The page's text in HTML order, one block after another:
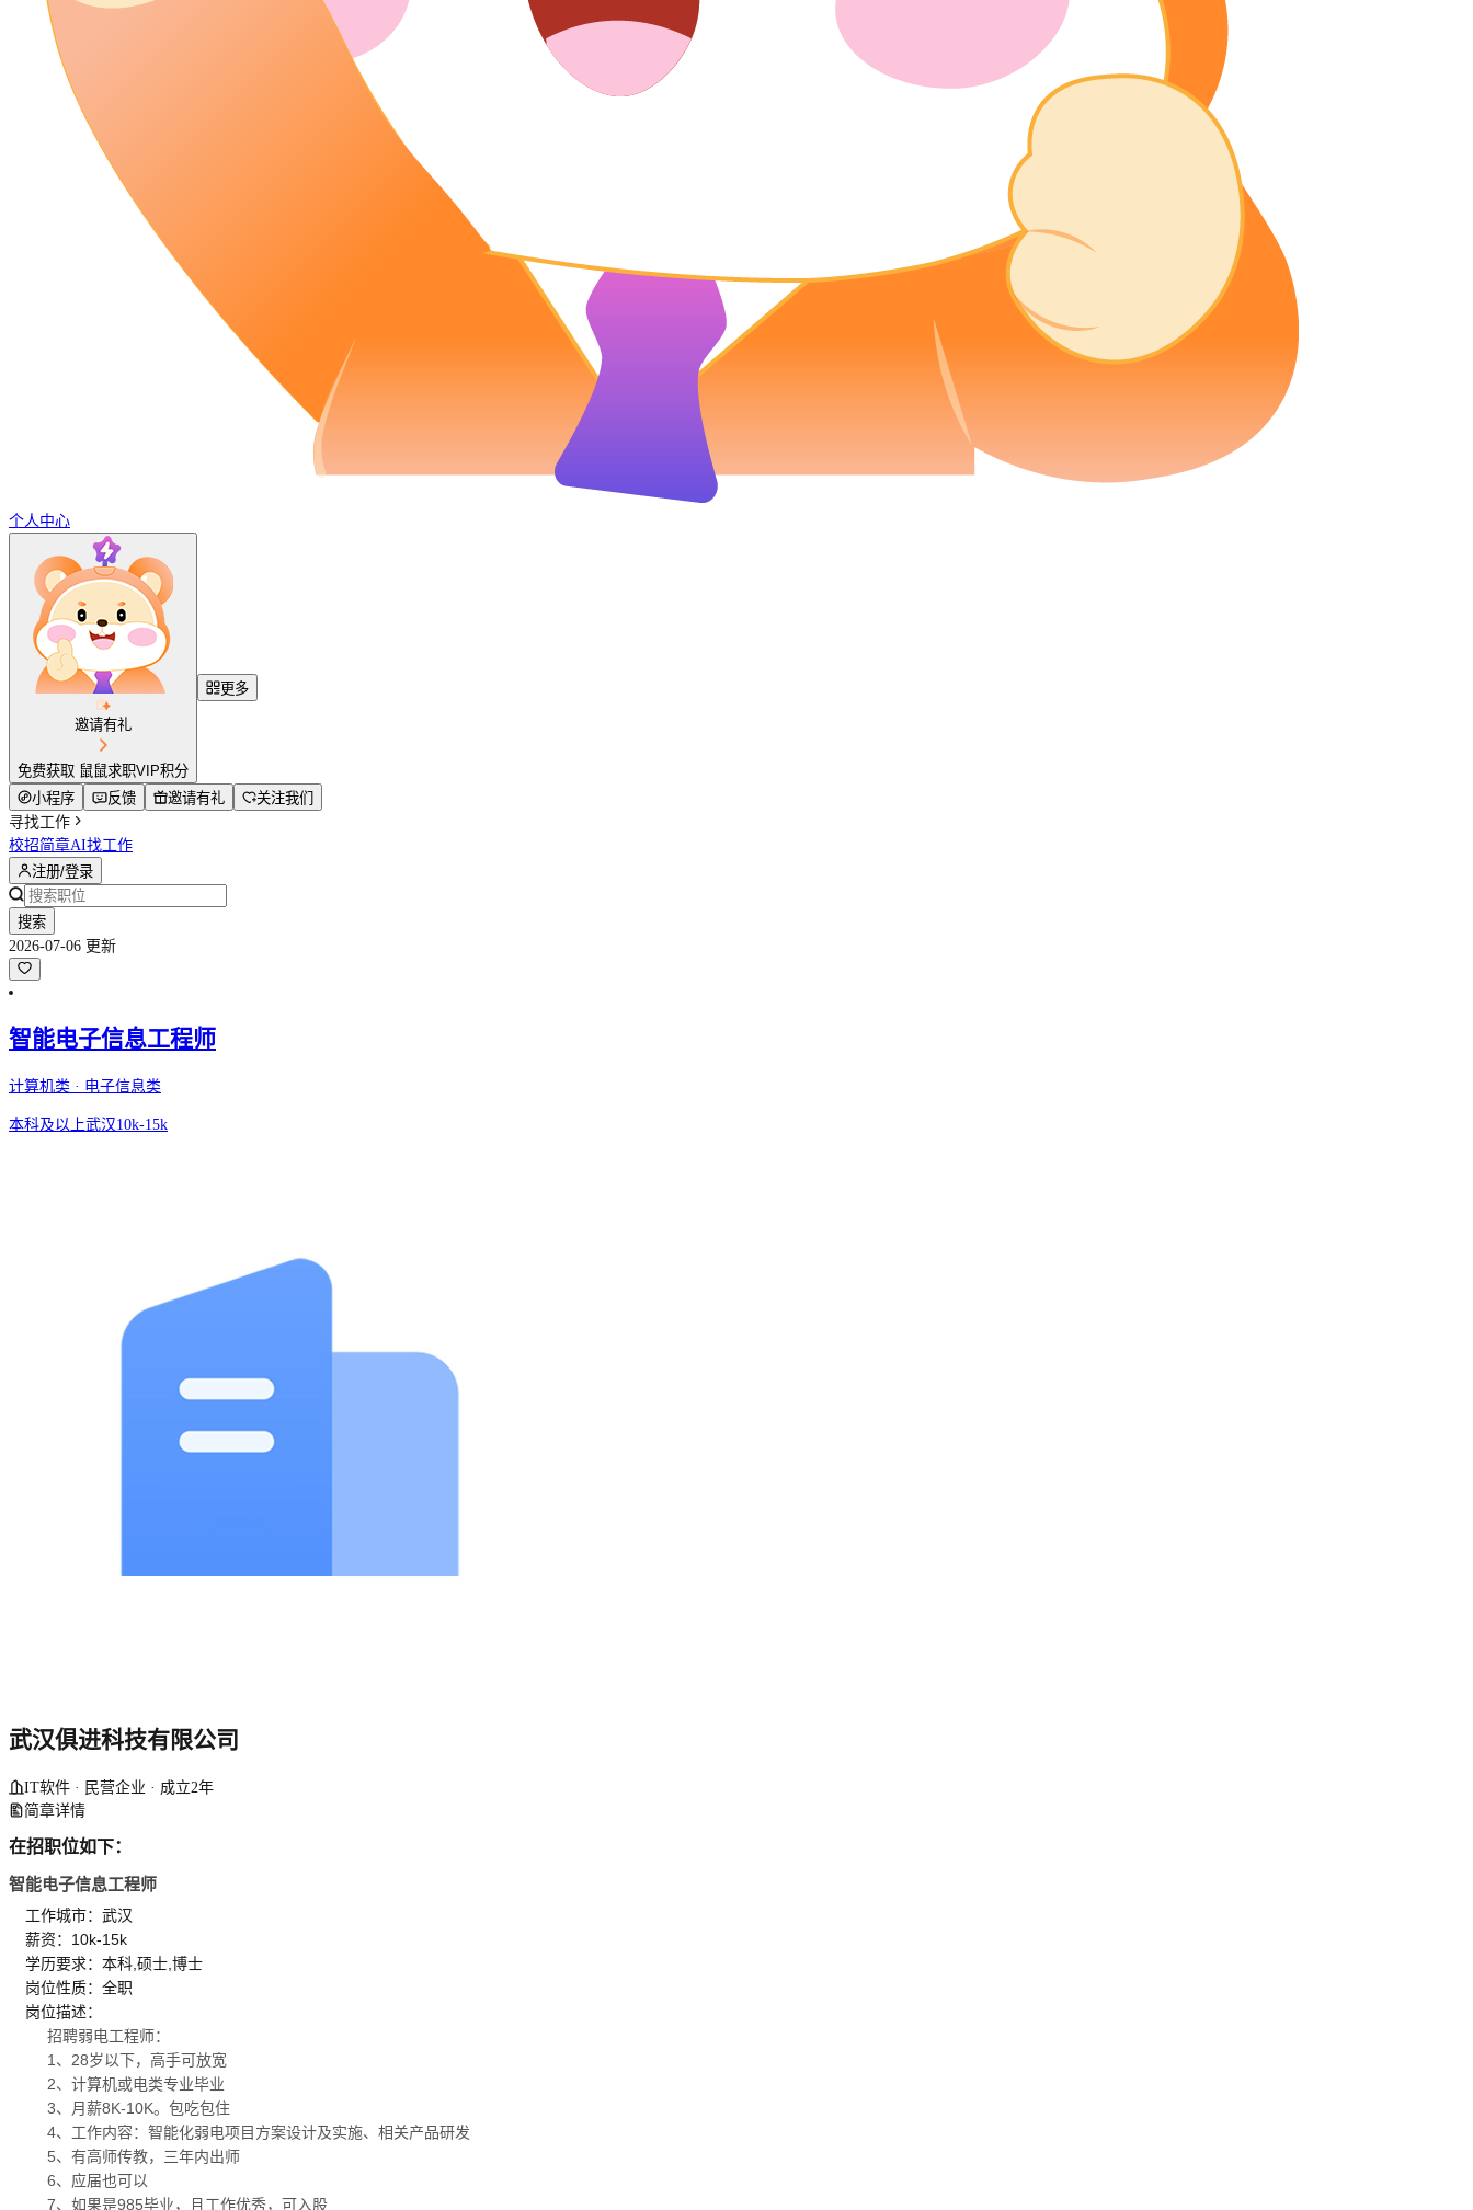
个人中心
邀请有礼
免费获取 鼠鼠求职VIP积分
更多
小程序 反馈 邀请有礼
关注我们
寻找工作
校招简章AI找工作
注册/登录
搜索
2026-07-06 更新
智能电子信息工程师
计算机类 · 电子信息类
本科及以上武汉10k-15k
武汉俱进科技有限公司
IT软件 · 民营企业 · 成立2年
简章详情
在招职位如下：
智能电子信息工程师
工作城市：武汉
薪资：10k-15k
学历要求：本科,硕士,博士
岗位性质：全职
岗位描述：
招聘弱电工程师：
1、28岁以下，高手可放宽
2、计算机或电类专业毕业
3、月薪8K-10K。包吃包住
4、工作内容：智能化弱电项目方案设计及实施、相关产品研发
5、有高师传教，三年内出师
6、应届也可以
7、如果是985毕业，且工作优秀，可入股